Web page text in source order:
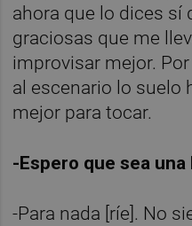
ahora que lo dices sí
graciosas que me
improvisar mejor.
al escenario lo suelo
mejor para tocar.
-Espero que sea una
-Para nada [ríe]. No